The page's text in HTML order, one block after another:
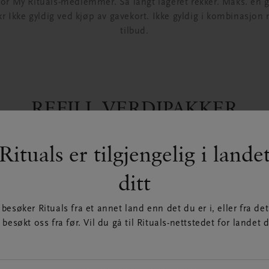
Rituals er tilgjengelig i
ditt
besøker Rituals fra et annet land enn det du er i, eller fra
besøkt oss fra før. Vil du gå til Rituals-nettstedet for landet
My Rituals-medlemmer. Så langt lageret rekker. Maks. én
Ikke gyldig ved kjøp av gavekort. Ikke gyldig i kombinasjon
tilbud.
REFILL VERDIPAKKER
CLEAN BEAUTY BARS